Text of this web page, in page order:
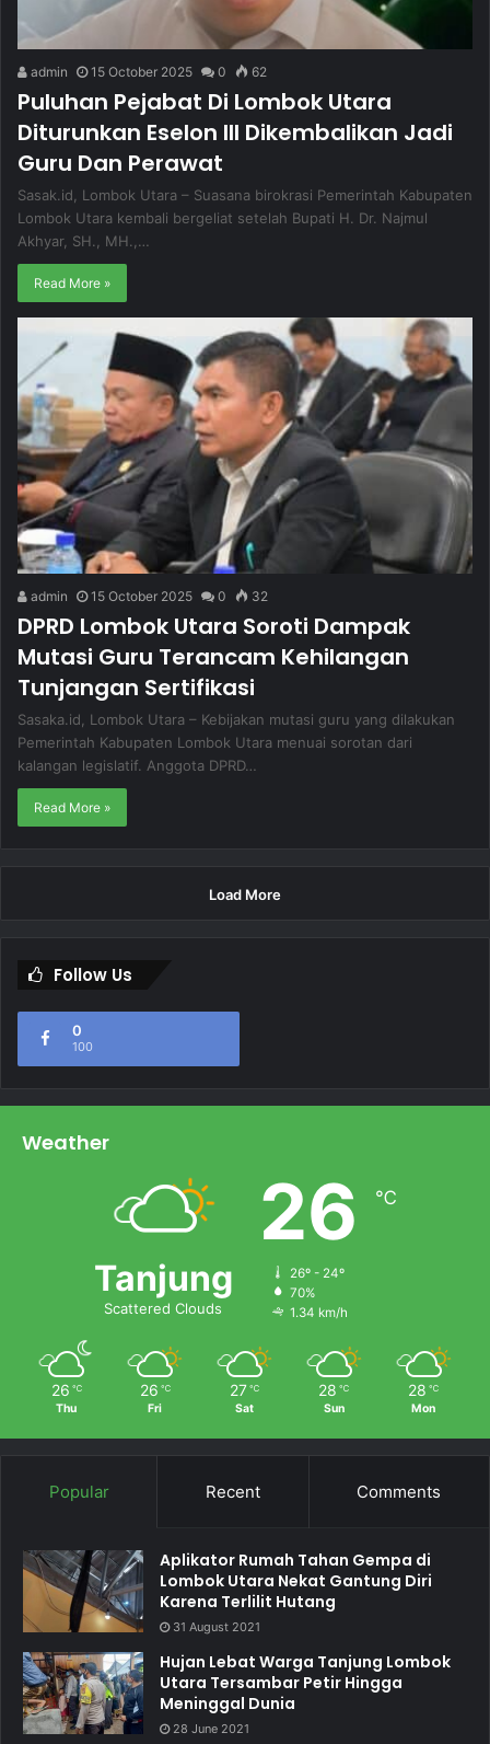
admin 15 October 2025 0 62
Puluhan Pejabat Di Lombok Utara
Diturunkan Eselon III Dikembalikan Jadi
Guru Dan Perawat
Sasak.id, Lombok Utara – Suasana birokrasi Pemerintah Kabupaten
Lombok Utara kembali bergeliat setelah Bupati H. Dr. Najmul
Akhyar, SH., MH.,…
Read More »
admin 15 October 2025 0 32
DPRD Lombok Utara Soroti Dampak
Mutasi Guru Terancam Kehilangan
Tunjangan Sertifikasi
Sasaka.id, Lombok Utara – Kebijakan mutasi guru yang dilakukan
Pemerintah Kabupaten Lombok Utara menuai sorotan dari
kalangan legislatif. Anggota DPRD…
Read More »
Load More
Follow Us
0
100
Weather
Tanjung
Scattered Clouds
26 ℃
26º - 24º
70%
1.34 km/h
26 ℃
Thu
26 ℃
Fri
27 ℃
Sat
28 ℃
Sun
28 ℃
Mon
Popular Recent Comments
Aplikator Rumah Tahan Gempa di
Lombok Utara Nekat Gantung Diri
Karena Terlilit Hutang
31 August 2021
Hujan Lebat Warga Tanjung Lombok
Utara Tersambar Petir Hingga
Meninggal Dunia
28 June 2021